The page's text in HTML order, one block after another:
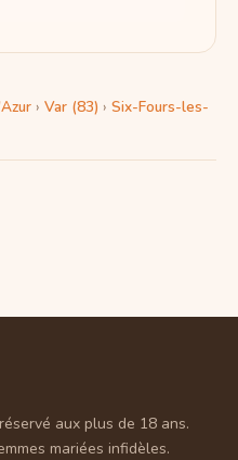
› Var (83) › Six-Fours-les-
aux plus de 18 ans.
mariées infidèles.